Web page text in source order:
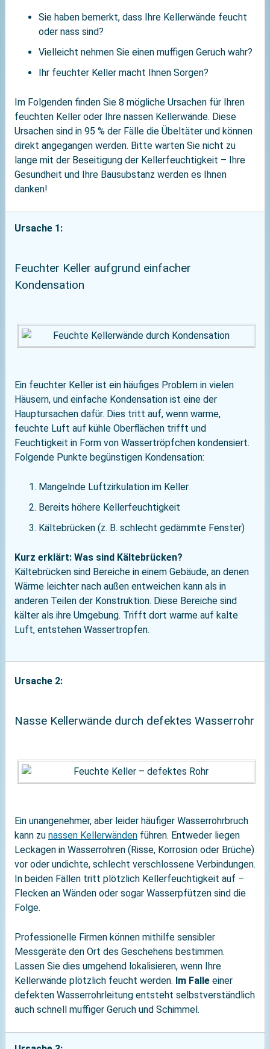
Sie haben bemerkt, dass Ihre Kellerwände feucht
oder nass sind?
Vielleicht nehmen Sie einen muffigen Geruch wahr?
Ihr feuchter Keller macht Ihnen Sorgen?
Im Folgenden finden Sie 8 mögliche Ursachen für Ihren
feuchten Keller oder Ihre nassen Kellerwände. Diese
Ursachen sind in 95 % der Fälle die Übeltäter und können
direkt angegangen werden. Bitte warten Sie nicht zu
lange mit der Beseitigung der Kellerfeuchtigkeit – Ihre
Gesundheit und Ihre Bausubstanz werden es Ihnen
danken!
Ursache 1:
Feuchter Keller aufgrund einfacher
Kondensation
Ein feuchter Keller ist ein häufiges Problem in vielen
Häusern, und einfache Kondensation ist eine der
Hauptursachen dafür. Dies tritt auf, wenn warme,
feuchte Luft auf kühle Oberflächen trifft und
Feuchtigkeit in Form von Wassertröpfchen kondensiert.
Folgende Punkte begünstigen Kondensation:
Mangelnde Luftzirkulation im Keller
Bereits höhere Kellerfeuchtigkeit
Kältebrücken (z. B. schlecht gedämmte Fenster)
Kurz erklärt: Was sind Kältebrücken?
Kältebrücken sind Bereiche in einem Gebäude, an denen
Wärme leichter nach außen entweichen kann als in
anderen Teilen der Konstruktion. Diese Bereiche sind
kälter als ihre Umgebung. Trifft dort warme auf kalte
Luft, entstehen Wassertropfen.
Ursache 2:
Nasse Kellerwände durch defektes Wasserrohr
Ein unangenehmer, aber leider häufiger Wasserrohrbruch
kann zu nassen Kellerwänden führen. Entweder liegen
Leckagen in Wasserrohren (Risse, Korrosion oder Brüche)
vor oder undichte, schlecht verschlossene Verbindungen.
In beiden Fällen tritt plötzlich Kellerfeuchtigkeit auf –
Flecken an Wänden oder sogar Wasserpfützen sind die
Folge.
Professionelle Firmen können mithilfe sensibler
Messgeräte den Ort des Geschehens bestimmen.
Lassen Sie dies umgehend lokalisieren, wenn Ihre
Kellerwände plötzlich feucht werden. Im Falle einer
defekten Wasserrohrleitung entsteht selbstverständlich
auch schnell muffiger Geruch und Schimmel.